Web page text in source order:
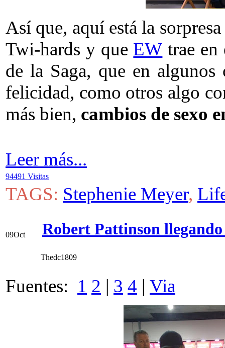
Así que, aquí está la
Twi-hards y que EW trae en
de la Saga, que en algunos
felicidad, como otros algo
más bien, cambios de sexo
Leer más...
94491 Visitas
TAGS: Stephenie Meyer,
09Oct Robert Pattinson
Thedc1809
Fuentes: 1 2 | 3 4 | Via